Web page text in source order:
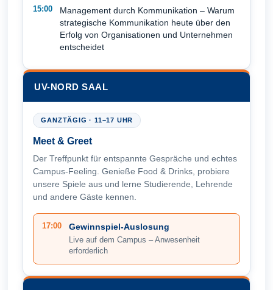
15:00
Management durch Kommunikation – Warum
strategische Kommunikation heute über den
Erfolg von Organisationen und Unternehmen
entscheidet
UV-NORD SAAL
GANZTÄGIG · 11–17 UHR
Meet & Greet
Der Treffpunkt für entspannte Gespräche und echtes
Campus-Feeling. Genieße Food & Drinks, probiere
unsere Spiele aus und lerne Studierende, Lehrende
und andere Gäste kennen.
17:00 Gewinnspiel-Auslosung
Live auf dem Campus – Anwesenheit
erforderlich